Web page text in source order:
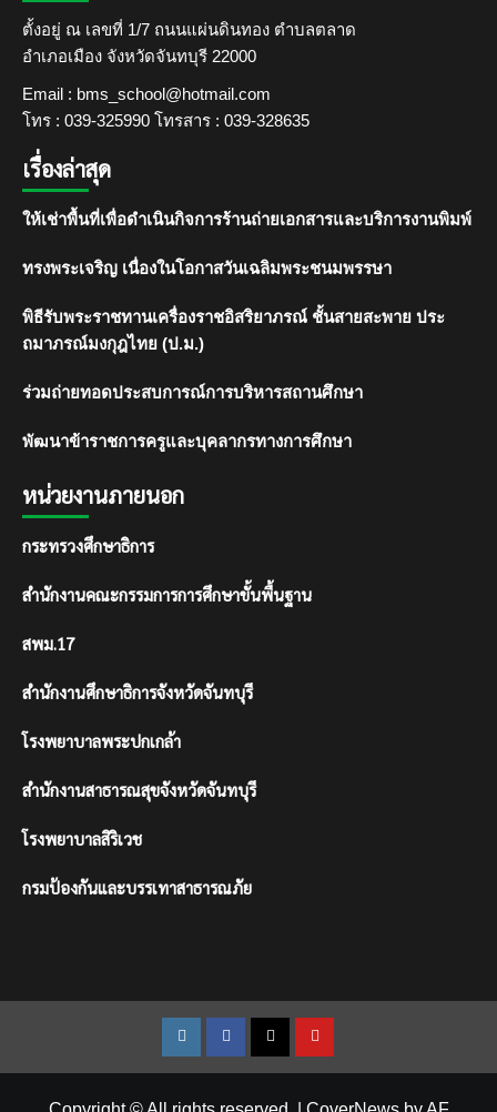
ตั้งอยู่ ณ เลขที่ 1/7 ถนนแผ่นดินทอง ตำบลตลาด
อำเภอเมือง จังหวัดจันทบุรี 22000
Email : bms_school@hotmail.com
โทร : 039-325990 โทรสาร : 039-328635
เรื่องล่าสุด
ให้เช่าพื้นที่เพื่อดำเนินกิจการร้านถ่ายเอกสารและบริการงานพิมพ์
ทรงพระเจริญ เนื่องในโอกาสวันเฉลิมพระชนมพรรษา
พิธีรับพระราชทานเครื่องราชอิสริยาภรณ์ ชั้นสายสะพาย ประ
ถมาภรณ์มงกุฎไทย (ป.ม.)
ร่วมถ่ายทอดประสบการณ์การบริหารสถานศึกษา
พัฒนาข้าราชการครูและบุคลากรทางการศึกษา
หน่วยงานภายนอก
กระทรวงศึกษาธิการ
สำนักงานคณะกรรมการการศึกษาขั้นพื้นฐาน
สพม.17
สำนักงานศึกษาธิการจังหวัดจันทบุรี
โรงพยาบาลพระปกเกล้า
สำนักงานสาธารณสุขจังหวัดจันทบุรี
โรงพยาบาลสิริเวช
กรมป้องกันและบรรเทาสาธารณภัย
InstagramFacebookTwitterYoutube